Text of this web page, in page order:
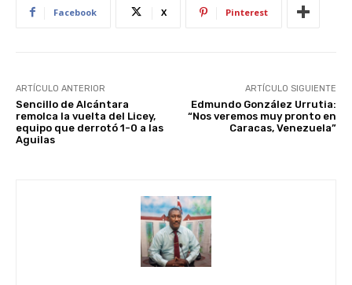
Facebook X Pinterest
ARTÍCULO ANTERIOR
Sencillo de Alcántara
remolca la vuelta del Licey,
equipo que derrotó 1-0 a las
Aguilas
ARTÍCULO SIGUIENTE
Edmundo González Urrutia:
“Nos veremos muy pronto en
Caracas, Venezuela”